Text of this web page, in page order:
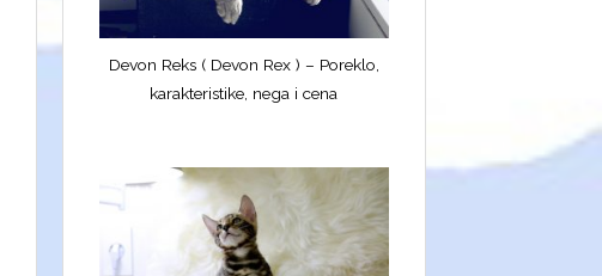
Devon Reks ( Devon Rex ) – Poreklo,
karakteristike, nega i cena